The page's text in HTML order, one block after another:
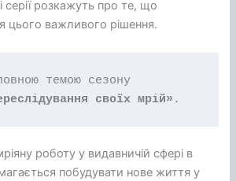
серії розкажуть про те, що
цього важливого рішення.
темою сезону
своїх мрій» .
роботу у видавничій сфері в
побудувати нове життя у